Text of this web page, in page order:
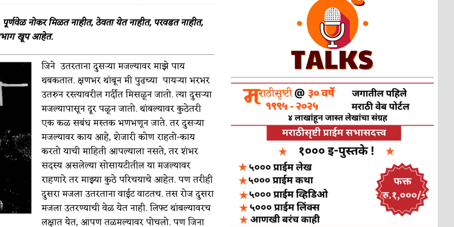
नोकर मिळत नाहीत, ठेवता येत नाहीत, परवडत नाहीत,
खूप आहेत.
जिने उतरताना दुसऱ्या मजल्यावर माझे पाय
थबकतात. क्षणभर थांबून मी पुढच्या पायऱ्या भरभर
उतरुन रस्त्यावरील गर्दीत मिसळून जातो. त्या दुसऱ्या
मजल्यापासून दूर पळून जातो. थांबल्यावर कुठेतरी
एक कळ सबंध मस्तक भणभणून जाते. तर दुसऱ्या
मजल्यावर काय आहे, शेजारी कोण राहतो-काय
करतो याची माहिती आपल्याला नसते, तर शंभर
सदस्य असलेल्या सोसायटीतील या मजल्यावर
राहणारे तर माझ्या कुठे परिचयाचे आहेत. पण तरीही
दुसरा मजला उतरताना वाईट वाटतच. तस रोज दुसरा
मजला उतरण्याची वेळ येत नाही. लिफ्ट थांबल्यावरच
लक्षात येत, आपण तळमल्यावर पोचलो. पण जिना